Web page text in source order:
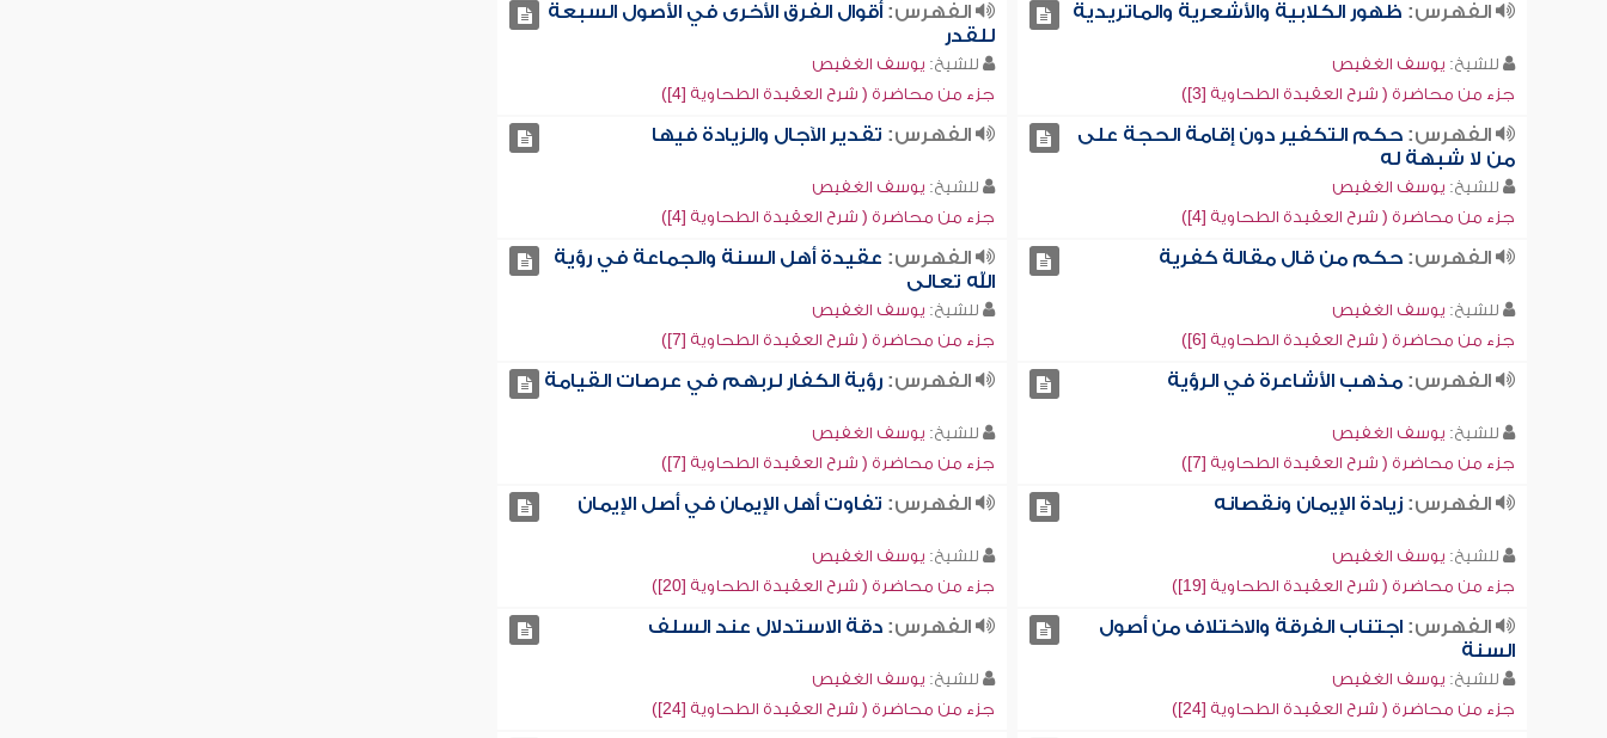
الفهرس: ظهور الكلابية والأشعرية والماتريدية
للشيخ: يوسف الغفيص
جزء من محاضرة ( شرح العقيدة الطحاوية [3])
الفهرس: أقوال الفرق الأخرى في الأصول السبعة
للقدر
للشيخ: يوسف الغفيص
جزء من محاضرة ( شرح العقيدة الطحاوية [4])
الفهرس:حكم التكفير دون إقامة الحجة على
من لا شبهة له
للشيخ: يوسف الغفيص
جزء من محاضرة ( شرح العقيدة الطحاوية [4])
الفهرس: تقدير الآجال والزيادة فيها
للشيخ: يوسف الغفيص
جزء من محاضرة ( شرح العقيدة الطحاوية [4])
الفهرس:حكم من قال مقالة كفرية
للشيخ: يوسف الغفيص
جزء من محاضرة ( شرح العقيدة الطحاوية [6])
الفهرس: عقيدة أهل السنة والجماعة في رؤية
الله تعالى
للشيخ: يوسف الغفيص
جزء من محاضرة ( شرح العقيدة الطحاوية [7])
الفهرس:مذهب الأشاعرة في الرؤية
للشيخ: يوسف الغفيص
جزء من محاضرة ( شرح العقيدة الطحاوية [7])
الفهرس: رؤية الكفار لربهم في عرصات القيامة
للشيخ: يوسف الغفيص
جزء من محاضرة ( شرح العقيدة الطحاوية [7])
الفهرس:زيادة الإيمان ونقصانه
للشيخ: يوسف الغفيص
جزء من محاضرة ( شرح العقيدة الطحاوية [19])
الفهرس: تفاوت أهل الإيمان في أصل الإيمان
للشيخ: يوسف الغفيص
جزء من محاضرة ( شرح العقيدة الطحاوية [20])
الفهرس:اجتناب الفرقة والاختلاف من أصول
السنة
للشيخ: يوسف الغفيص
جزء من محاضرة ( شرح العقيدة الطحاوية [24])
الفهرس: دقة الاستدلال عند السلف
للشيخ: يوسف الغفيص
جزء من محاضرة ( شرح العقيدة الطحاوية [24])